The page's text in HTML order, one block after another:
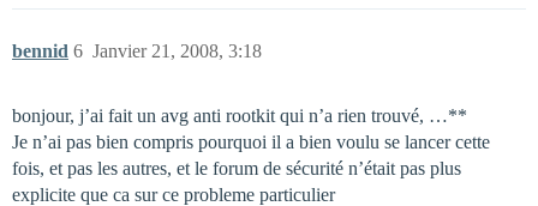
bennid Janvier 21, 2008, 3:18
6
bonjour, j’ai fait un avg anti rootkit qui n’a rien trouvé, …**
Je n’ai pas bien compris pourquoi il a bien voulu se lancer cette
fois, et pas les autres, et le forum de sécurité n’était pas plus
explicite que ca sur ce probleme particulier